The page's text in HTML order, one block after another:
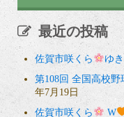
最近の投稿
佐賀市咲くら ゆ
第108回 全国高校
年7月19日
佐賀市咲くら
W